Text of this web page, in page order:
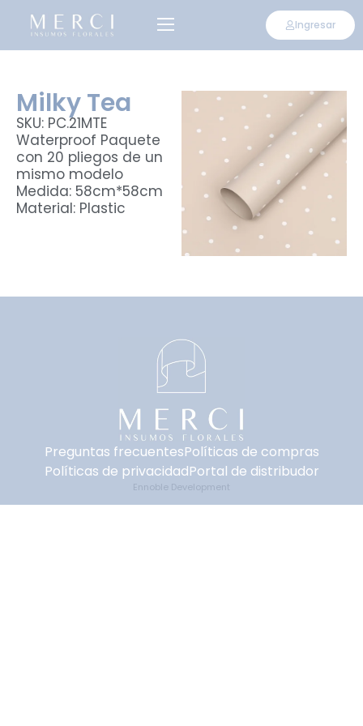
Ingresar
Milky Tea
SKU: PC.21MTE
Waterproof Paquete
con 20 pliegos de un
mismo modelo
Medida: 58cm*58cm
Material: Plastic
Preguntas frecuentesPolíticas de compras
Políticas de privacidadPortal de distribudor
Ennoble Development